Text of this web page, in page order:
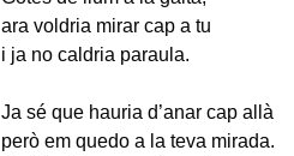
ara voldria mirar cap a tu
i ja no caldria paraula.
Ja sé que hauria d’anar cap allà
però em quedo a la teva mirada.